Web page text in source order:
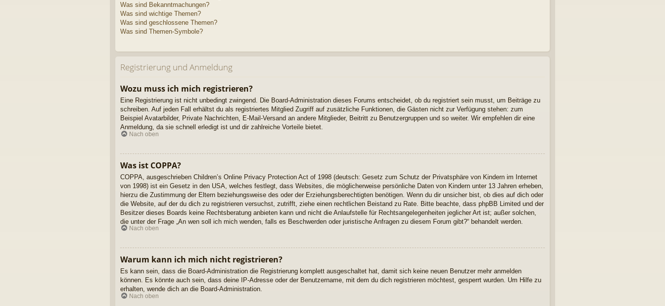
Was sind Bekanntmachungen?
Was sind wichtige Themen?
Was sind geschlossene Themen?
Was sind Themen-Symbole?
Registrierung und Anmeldung
Wozu muss ich mich registrieren?
Eine Registrierung ist nicht unbedingt zwingend. Die Board-Administration dieses Forums entscheidet, ob du registriert sein musst, um Beiträge zu
schreiben. Auf jeden Fall erhältst du als registriertes Mitglied Zugriff auf zusätzliche Funktionen, die Gästen nicht zur Verfügung stehen: zum
Beispiel Avatarbilder, Private Nachrichten, E-Mail-Versand an andere Mitglieder, Beitritt zu Benutzergruppen und so weiter. Wir empfehlen dir eine
Anmeldung, da sie schnell erledigt ist und dir zahlreiche Vorteile bietet.
Nach oben
Was ist COPPA?
COPPA, ausgeschrieben Children’s Online Privacy Protection Act of 1998 (deutsch: Gesetz zum Schutz der Privatsphäre von Kindern im Internet
von 1998) ist ein Gesetz in den USA, welches festlegt, dass Websites, die möglicherweise persönliche Daten von Kindern unter 13 Jahren erheben,
hierzu die Zustimmung der Eltern beziehungsweise des oder der Erziehungsberechtigten benötigen. Wenn du dir unsicher bist, ob dies auf dich oder
die Website, auf der du dich zu registrieren versuchst, zutrifft, ziehe einen rechtlichen Beistand zu Rate. Bitte beachte, dass phpBB Limited und der
Besitzer dieses Boards keine Rechtsberatung anbieten kann und nicht die Anlaufstelle für Rechtsangelegenheiten jeglicher Art ist; außer solchen,
die unter der Frage „An wen soll ich mich wenden, falls es Beschwerden oder juristische Anfragen zu diesem Forum gibt?“ behandelt werden.
Nach oben
Warum kann ich mich nicht registrieren?
Es kann sein, dass die Board-Administration die Registrierung komplett ausgeschaltet hat, damit sich keine neuen Benutzer mehr anmelden
können. Es könnte auch sein, dass deine IP-Adresse oder der Benutzername, mit dem du dich registrieren möchtest, gesperrt wurden. Um Hilfe zu
erhalten, wende dich an die Board-Administration.
Nach oben